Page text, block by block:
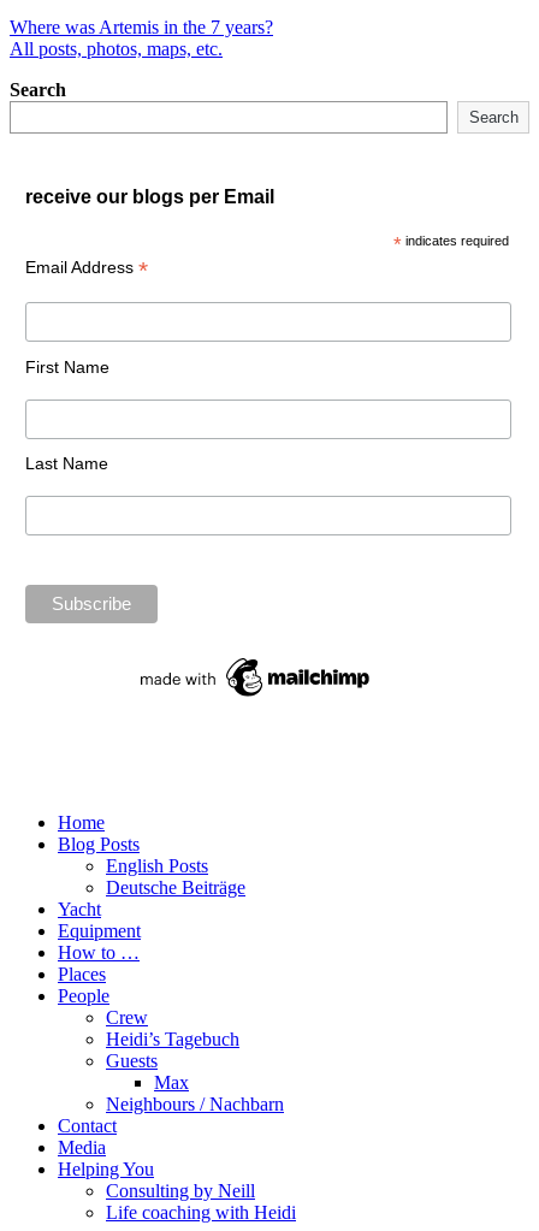
Where was Artemis in the 7 years?
All posts, photos, maps, etc.
Search
Search
receive our blogs per Email
* indicates required
Email Address *
First Name
Last Name
Home
Blog Posts
English Posts
Deutsche Beiträge
Yacht
Equipment
How to …
Places
People
Crew
Heidi’s Tagebuch
Guests
Max
Neighbours / Nachbarn
Contact
Media
Helping You
Consulting by Neill
Life coaching with Heidi